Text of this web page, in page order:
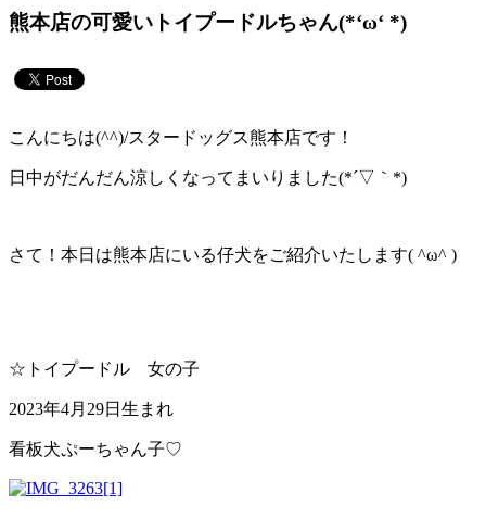
熊本店の可愛いトイプードルちゃん(*‘ω‘ *)
こんにちは(^^)/スタードッグス熊本店です！
日中がだんだん涼しくなってまいりました(*´▽｀*)
さて！本日は熊本店にいる仔犬をご紹介いたします( ^ω^ )
☆トイプードル 女の子
2023年4月29日生まれ
看板犬ぷーちゃん子♡